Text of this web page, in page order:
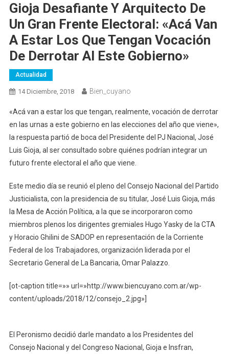
Gioja Desafiante Y Arquitecto De
Un Gran Frente Electoral: «Acá Van
A Estar Los Que Tengan Vocación
De Derrotar Al Este Gobierno»
Actualidad
14 Diciembre, 2018 Bien_cuyano
«Acá van a estar los que tengan, realmente, vocación de derrotar
en las urnas a este gobierno en las elecciones del año que viene»,
la respuesta partió de boca del Presidente del PJ Nacional, José
Luis Gioja, al ser consultado sobre quiénes podrían integrar un
futuro frente electoral el año que viene.
Este medio día se reunió el pleno del Consejo Nacional del Partido
Justicialista, con la presidencia de su titular, José Luis Gioja, más
la Mesa de Acción Política, a la que se incorporaron como
miembros plenos los dirigentes gremiales Hugo Yasky de la CTA
y Horacio Ghilini de SADOP en representación de la Corriente
Federal de los Trabajadores, organización liderada por el
Secretario General de La Bancaria, Omar Palazzo.
[ot-caption title=»» url=»http://www.biencuyano.com.ar/wp-
content/uploads/2018/12/consejo_2.jpg»]
El Peronismo decidió darle mandato a los Presidentes del
Consejo Nacional y del Congreso Nacional, Gioja e Insfran,